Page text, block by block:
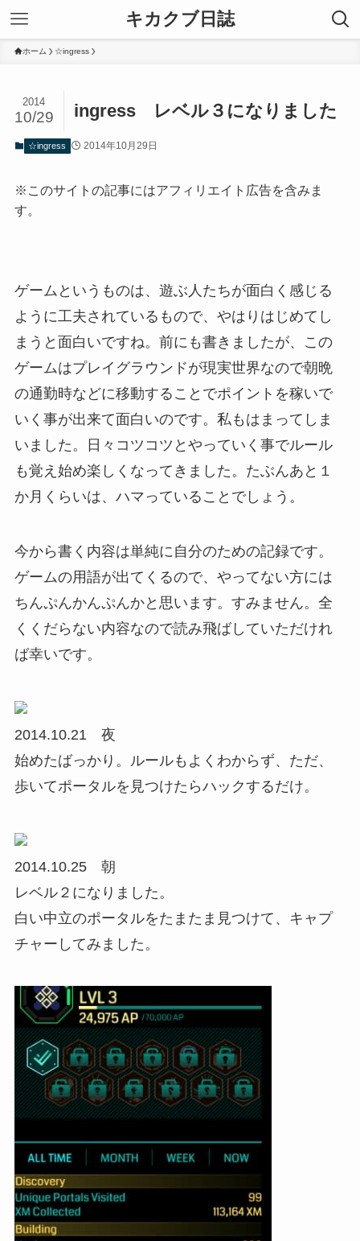
キカクブ日誌
ホーム ☆ingress
ingress レベル３になりました
2014
10/29
☆ingress 2014年10月29日
※このサイトの記事にはアフィリエイト広告を含みま
す。
ゲームというものは、遊ぶ人たちが面白く感じる
ように工夫されているもので、やはりはじめてし
まうと面白いですね。前にも書きましたが、この
ゲームはプレイグラウンドが現実世界なので朝晩
の通勤時などに移動することでポイントを稼いで
いく事が出来て面白いのです。私もはまってしま
いました。日々コツコツとやっていく事でルール
も覚え始め楽しくなってきました。たぶんあと１
か月くらいは、ハマっていることでしょう。
今から書く内容は単純に自分のための記録です。
ゲームの用語が出てくるので、やってない方には
ちんぷんかんぷんかと思います。すみません。全
くくだらない内容なので読み飛ばしていただけれ
ば幸いです。
2014.10.21 夜
始めたばっかり。ルールもよくわからず、ただ、
歩いてポータルを見つけたらハックするだけ。
2014.10.25 朝
レベル２になりました。
白い中立のポータルをたまたま見つけて、キャプ
チャーしてみました。